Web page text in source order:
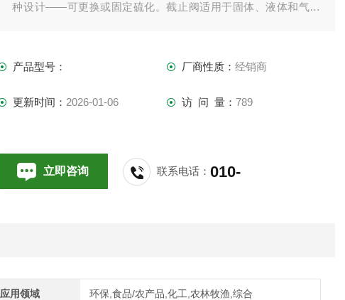
种设计——可更换或固定硫化。截止阀适用于固体、液体和气体
产品型号：
厂商性质： 经销商
更新时间： 2026-01-06 访 问 量： 789
立即咨询 联系电话：010-
应用领域 环保,食品/农产品,化工,农林牧渔,综合